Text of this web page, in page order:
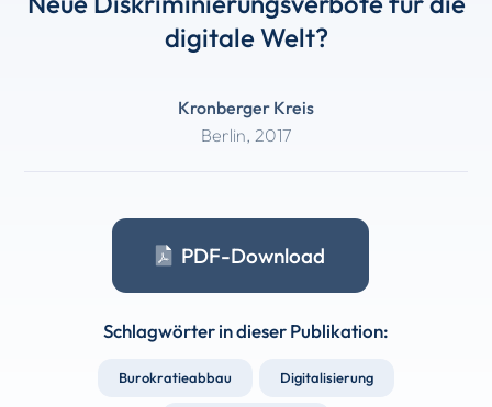
digitale Welt?
Kronberger Kreis
Berlin, 2017
PDF-Download
Schlagwörter in dieser Publikation:
Burokratieabbau Digitalisierung